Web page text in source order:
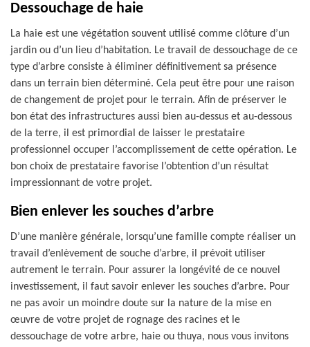
Dessouchage de haie
La haie est une végétation souvent utilisé comme clôture d’un
jardin ou d’un lieu d’habitation. Le travail de dessouchage de ce
type d’arbre consiste à éliminer définitivement sa présence
dans un terrain bien déterminé. Cela peut être pour une raison
de changement de projet pour le terrain. Afin de préserver le
bon état des infrastructures aussi bien au-dessus et au-dessous
de la terre, il est primordial de laisser le prestataire
professionnel occuper l’accomplissement de cette opération. Le
bon choix de prestataire favorise l’obtention d’un résultat
impressionnant de votre projet.
Bien enlever les souches d’arbre
D’une manière générale, lorsqu’une famille compte réaliser un
travail d’enlèvement de souche d’arbre, il prévoit utiliser
autrement le terrain. Pour assurer la longévité de ce nouvel
investissement, il faut savoir enlever les souches d’arbre. Pour
ne pas avoir un moindre doute sur la nature de la mise en
œuvre de votre projet de rognage des racines et le
dessouchage de votre arbre, haie ou thuya, nous vous invitons